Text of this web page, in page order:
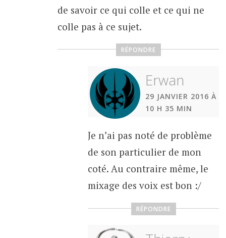
de savoir ce qui colle et ce qui ne
colle pas à ce sujet.
RÉPONDRE
Erwan
29 JANVIER 2016 À
10 H 35 MIN
Je n’ai pas noté de problème
de son particulier de mon
coté. Au contraire même, le
mixage des voix est bon :/
RÉPONDRE